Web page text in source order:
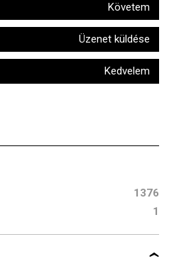
Követem
Üzenet küldése
Kedvelem
1376
1